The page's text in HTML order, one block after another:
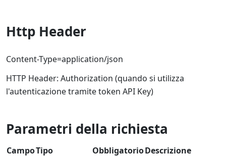
Http Header
Content-Type=application/json
HTTP Header: Authorization (quando si utilizza
l'autenticazione tramite token API Key)
Parametri della richiesta
CampoTipo ObbligatorioDescrizione